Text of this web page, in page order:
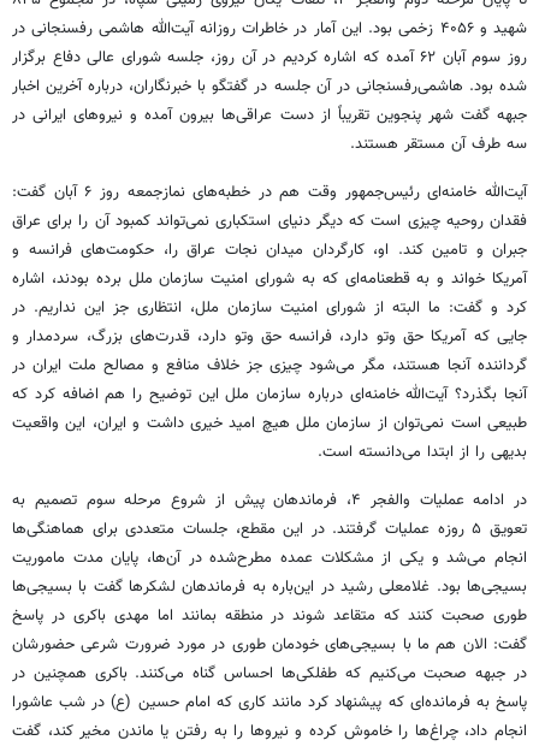
شهید و ۴۰۵۶ زخمی بود. این آمار در خاطرات روزانه آیت‌الله هاشمی رفسنجانی در
روز سوم آبان ۶۲ آمده که اشاره کردیم در آن روز، جلسه شورای عالی دفاع برگزار
شده بود. هاشمی‌رفسنجانی در آن جلسه در گفتگو با خبرنگاران، درباره آخرین اخبار
جبهه گفت شهر پنجوین تقریباً از دست عراقی‌ها بیرون آمده و نیروهای ایرانی در
سه طرف آن مستقر هستند.
آیت‌الله خامنه‌ای رئیس‌جمهور وقت هم در خطبه‌های نمازجمعه روز ۶ آبان گفت:
فقدان روحیه چیزی است که دیگر دنیای استکباری نمی‌تواند کمبود آن را برای عراق
جبران و تامین کند. او، کارگردان میدان نجات عراق را، حکومت‌های فرانسه و
آمریکا خواند و به قطعنامه‌ای که به شورای امنیت سازمان ملل برده بودند، اشاره
کرد و گفت: ما البته از شورای امنیت سازمان ملل، انتظاری جز این نداریم. در
جایی که آمریکا حق وتو دارد، فرانسه حق وتو دارد، قدرت‌های بزرگ، سردمدار و
گرداننده آنجا هستند، مگر می‌شود چیزی جز خلاف منافع و مصالح ملت ایران در
آنجا بگذرد؟ آیت‌الله خامنه‌ای درباره سازمان ملل این توضیح را هم اضافه کرد که
طبیعی است نمی‌توان از سازمان ملل هیچ امید خیری داشت و ایران، این واقعیت
بدیهی را از ابتدا می‌دانسته است.
در ادامه عملیات والفجر ۴، فرماندهان پیش از شروع مرحله سوم تصمیم به
تعویق ۵ روزه عملیات گرفتند. در این مقطع، جلسات متعددی برای هماهنگی‌ها
انجام می‌شد و یکی از مشکلات عمده مطرح‌شده در آن‌ها، پایان مدت ماموریت
بسیجی‌ها بود. غلامعلی رشید در این‌باره به فرماندهان لشکرها گفت با بسیجی‌ها
طوری صحبت کنند که متقاعد شوند در منطقه بمانند اما مهدی باکری در پاسخ
گفت: الان هم ما با بسیجی‌های خودمان طوری در مورد ضرورت شرعی حضورشان
در جبهه صحبت می‌کنیم که طفلکی‌ها احساس گناه می‌کنند. باکری همچنین در
پاسخ به فرمانده‌ای که پیشنهاد کرد مانند کاری که امام حسین (ع) در شب عاشورا
انجام داد، چراغ‌ها را خاموش کرده و نیروها را به رفتن یا ماندن مخیر کند، گفت